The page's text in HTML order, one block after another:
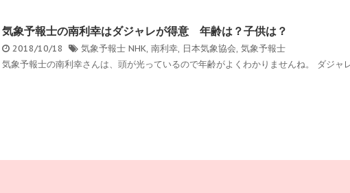
気象予報士の南利幸はダジャレが得意 年齢は？子供は？
2018/10/18 気象予報士 NHK, 南利幸, 日本気象協会, 気象予報士
気象予報士の南利幸さんは、頭が光っているので年齢がよくわかりませんね。 ダジャ